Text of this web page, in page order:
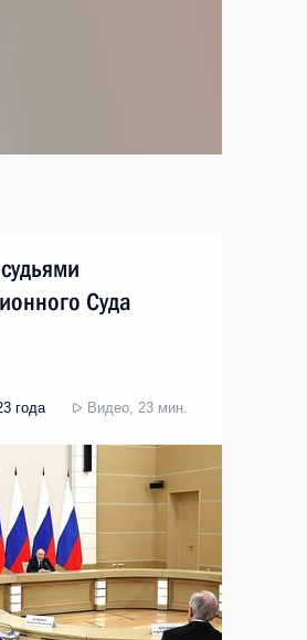
Суда
года Видео, 23 мин.